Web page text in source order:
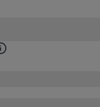
ID de pesquisa